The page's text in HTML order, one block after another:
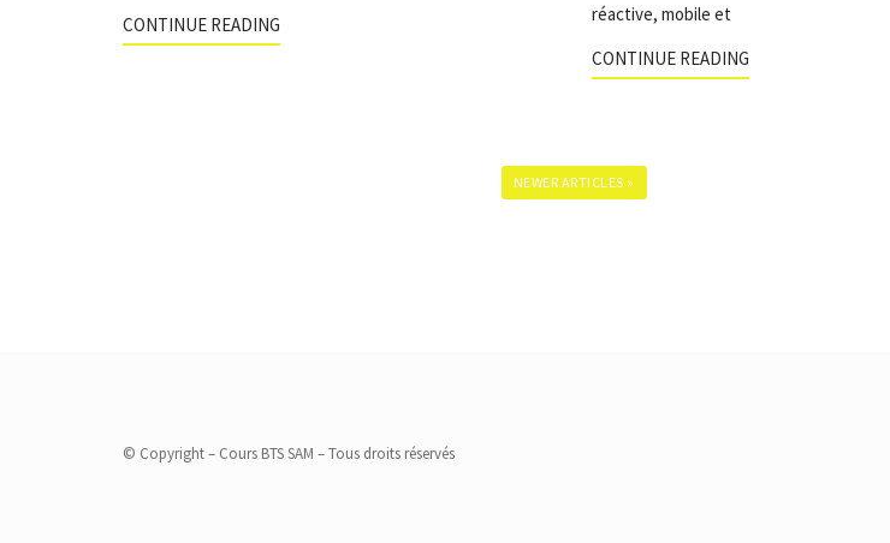
CONTINUE READING
réactive, mobile et
CONTINUE READING
NEWER ARTICLES »
© Copyright – Cours BTS SAM – Tous droits réservés